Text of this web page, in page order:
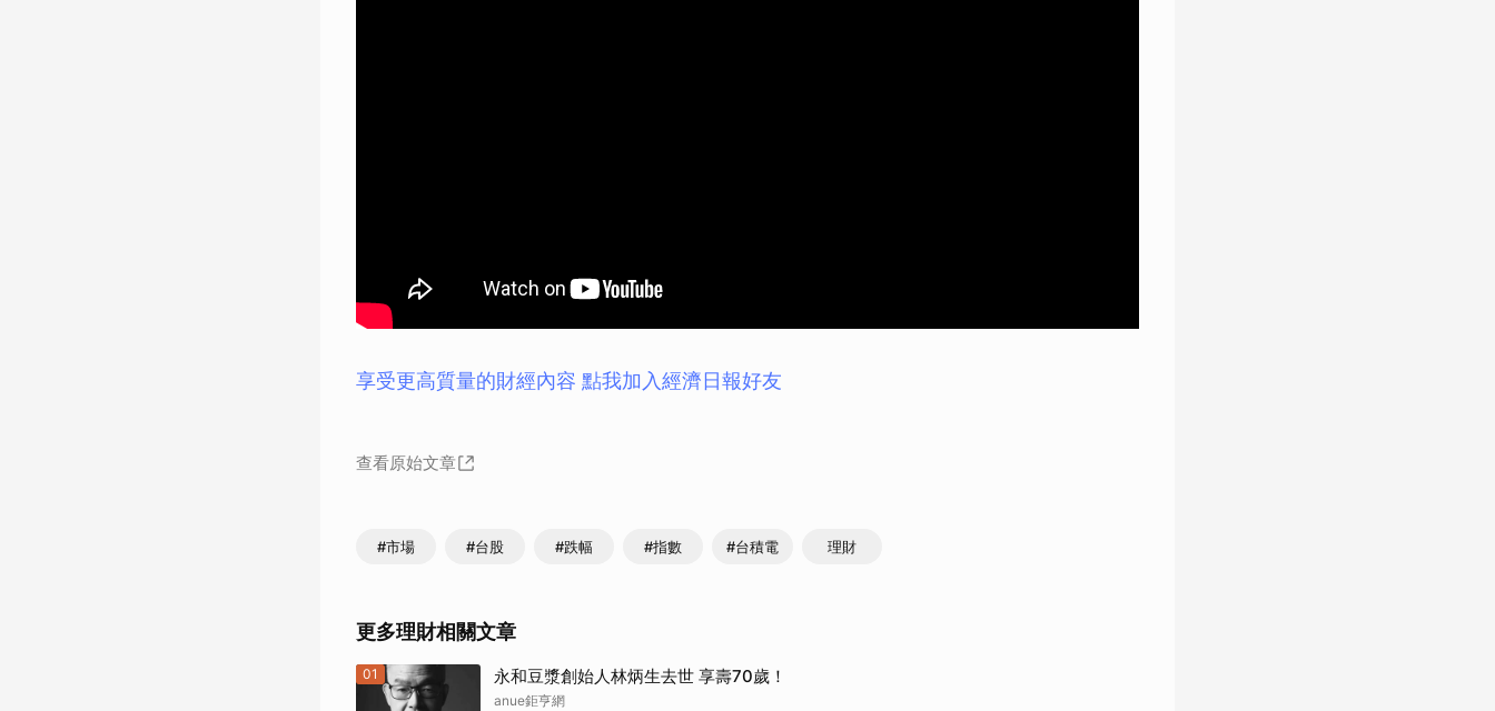
享受更高質量的財經內容 點我加入經濟日報好友
查看原始文章
#市場 #台股 #跌幅 #指數 #台積電 理財
更多理財相關文章
01 永和豆漿創始人林炳生去世 享壽70歲！
anue鉅亨網